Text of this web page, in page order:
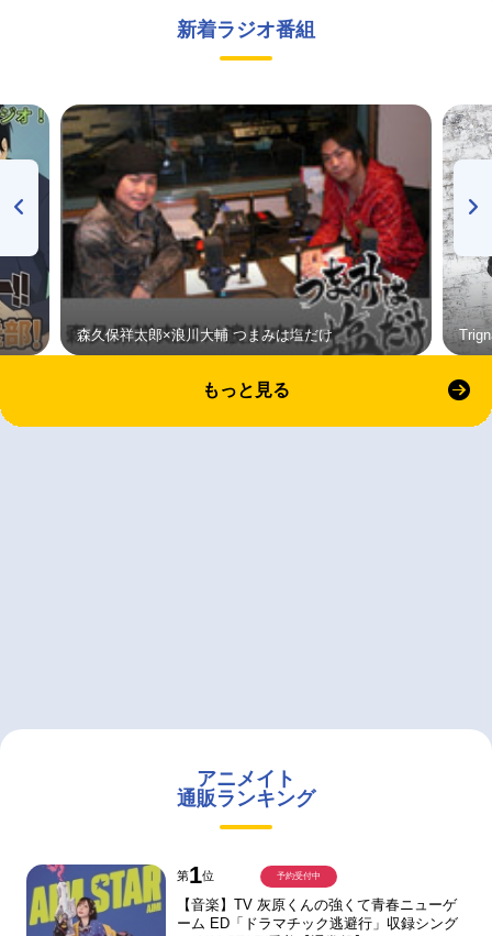
新着ラジオ番組
森久保祥太郎×浪川大輔 つまみは塩だけ
もっと見る
アニメイト
通販ランキング
第1位
【音楽】TV 灰原くんの強くて青春ニューゲ
ーム ED「ドラマチック逃避行」収録シング
予約受付中